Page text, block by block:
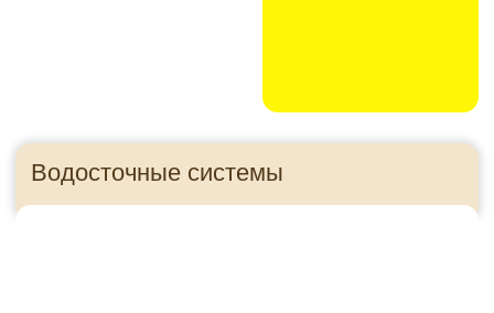
Панели для цоколя